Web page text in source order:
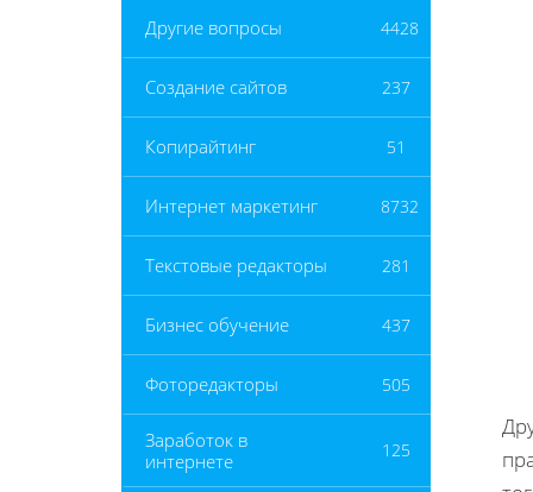
Другие вопросы 4428
Создание сайтов 237
Копирайтинг 51
Интернет маркетинг 8732
Текстовые редакторы 281
Бизнес обучение 437
Фоторедакторы 505
Заработок в
интернете
125